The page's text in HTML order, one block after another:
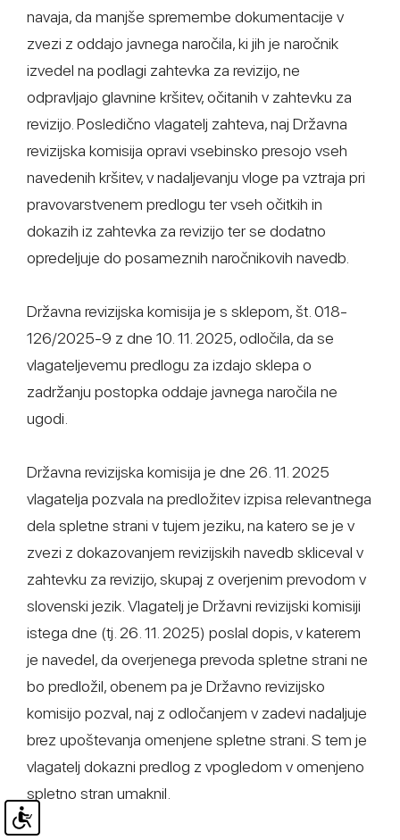
navaja, da manjše spremembe dokumentacije v
zvezi z oddajo javnega naročila, ki jih je naročnik
izvedel na podlagi zahtevka za revizijo, ne
odpravljajo glavnine kršitev, očitanih v zahtevku za
revizijo. Posledično vlagatelj zahteva, naj Državna
revizijska komisija opravi vsebinsko presojo vseh
navedenih kršitev, v nadaljevanju vloge pa vztraja pri
pravovarstvenem predlogu ter vseh očitkih in
dokazih iz zahtevka za revizijo ter se dodatno
opredeljuje do posameznih naročnikovih navedb.
Državna revizijska komisija je s sklepom, št. 018-
126/2025-9 z dne 10. 11. 2025, odločila, da se
vlagateljevemu predlogu za izdajo sklepa o
zadržanju postopka oddaje javnega naročila ne
ugodi.
Državna revizijska komisija je dne 26. 11. 2025
vlagatelja pozvala na predložitev izpisa relevantnega
dela spletne strani v tujem jeziku, na katero se je v
zvezi z dokazovanjem revizijskih navedb skliceval v
zahtevku za revizijo, skupaj z overjenim prevodom v
slovenski jezik. Vlagatelj je Državni revizijski komisiji
istega dne (tj. 26. 11. 2025) poslal dopis, v katerem
je navedel, da overjenega prevoda spletne strani ne
bo predložil, obenem pa je Državno revizijsko
komisijo pozval, naj z odločanjem v zadevi nadaljuje
brez upoštevanja omenjene spletne strani. S tem je
vlagatelj dokazni predlog z vpogledom v omenjeno
spletno stran umaknil.